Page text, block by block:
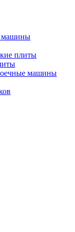
машины
плиты
машины